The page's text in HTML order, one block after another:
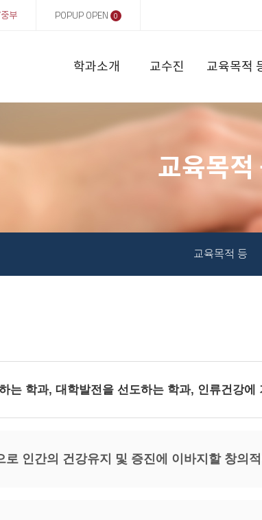
부 POPUP OPEN 0
학과소개 교수진 교육목적
교육목적
교육목적 등
는 학과,대학발전을 선도하는 학과, 인류건강에
로 인간의 건강유지 및 증진에 이바지할 창의